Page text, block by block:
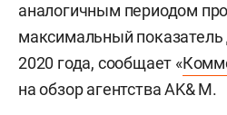
аналогичным периодом
максимальный показатель
2020 года, сообщает «
на обзор агентства AK& M.